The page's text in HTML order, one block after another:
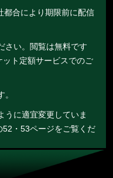
合により期限前に配信
さい。閲覧は無料です
ト定額サービスでのご
に適宜変更していま
・53ページをご覧くだ